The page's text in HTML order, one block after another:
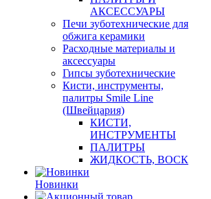
АКСЕССУАРЫ
Печи зуботехнические для
обжига керамики
Расходные материалы и
аксессуары
Гипсы зуботехнические
Кисти, инструменты,
палитры Smile Line
(Швейцария)
КИСТИ,
ИНСТРУМЕНТЫ
ПАЛИТРЫ
ЖИДКОСТЬ, ВОСК
Новинки